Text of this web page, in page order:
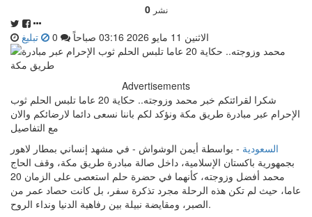
0 نشر
الاثنين 11 مايو 2026 03:16 صباحاً تبليغ
Advertisements
شكرا لقرائتكم خبر محمد وزوجته.. حكاية 20 عاما تلبس الحلم ثوب
الإحرام عبر مبادرة طريق مكة ونؤكد لكم باننا نسعى دائما لارضائكم والان
مع التفاصيل
السعودية - بواسطة أيمن الوشواش - في مشهد إنساني بمطار لاهور
بجمهورية باكستان الإسلامية، داخل صالة مبادرة طريق مكة، وقف الحاج
محمد أفضل وزوجته، كأنهما في حضرة حلم استعصى على الزمان 20
عاما، حيث لم تكن هذه الرحلة مجرد تذكرة سفر، بل كانت حصاد عمر من
الصبر، ومقايضة نبيلة بين رفاهية الدنيا ونداء الروح.